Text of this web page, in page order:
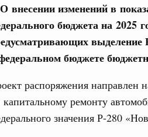
внесении изменений в
бюджета на 2025
выделение
бюджете
распоряжения направлен
ремонту
значения Р-280
25 июня, четверг
(2026 год,
законов, бюджетные
11 июня, четверг